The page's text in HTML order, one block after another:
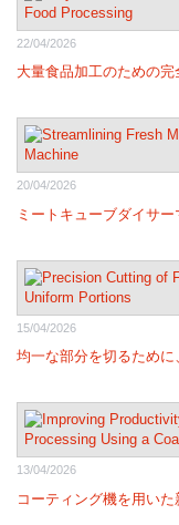
22/04/2026
大量食品加工のための
20/04/2026
ミートキューブダイサ
15/04/2026
均一な部分を切るため
13/04/2026
コーティング機を用い